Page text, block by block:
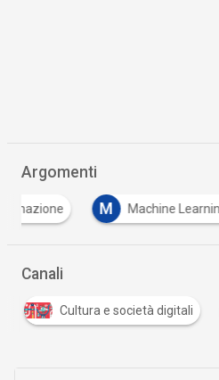
Argomenti
M Machine Learning
Canali
Cultura e società digitali